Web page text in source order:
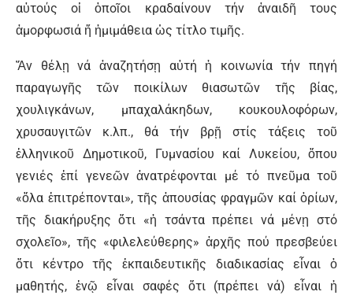
αὐτούς οἱ ὁποῖοι κραδαίνουν τήν ἀναιδῆ τους
ἀμορφωσιά ἤ ἡμιμάθεια ὡς τίτλο τιμῆς.
Ἄν θέλῃ νά ἀναζητήσῃ αὐτή ἡ κοινωνία τήν πηγή
παραγωγῆς τῶν ποικίλων θιασωτῶν τῆς βίας,
χουλιγκάνων, μπαχαλάκηδων, κουκουλοφόρων,
χρυσαυγιτῶν κ.λπ., θά τήν βρῇ στίς τάξεις τοῦ
ἑλληνικοῦ Δημοτικοῦ, Γυμνασίου καί Λυκείου, ὅπου
γενιές ἐπί γενεῶν ἀνατρέφονται μέ τό πνεῦμα τοῦ
«ὅλα ἐπιτρέπονται», τῆς ἀπουσίας φραγμῶν καί ὁρίων,
τῆς διακήρυξης ὅτι «ἡ τσάντα πρέπει νά μένῃ στό
σχολεῖο», τῆς «φιλελεύθερης» ἀρχῆς πού πρεσβεύει
ὅτι κέντρο τῆς ἐκπαιδευτικῆς διαδικασίας εἶναι ὁ
μαθητής, ἐνῷ εἶναι σαφές ὅτι (πρέπει νά) εἶναι ἡ